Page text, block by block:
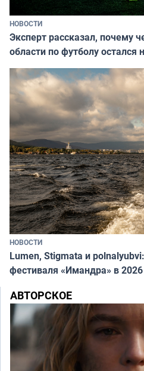
НОВОСТИ
Эксперт рассказал, почему
области по футболу
НОВОСТИ
Lumen, Stigmata и
фестиваля «Имандра» в 2026
АВТОРСКОЕ